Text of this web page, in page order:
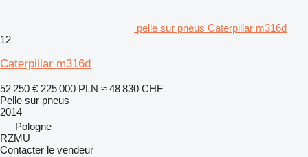
pelle sur pneus Caterpillar m316d
12
Caterpillar m316d
52 250 € 225 000 PLN ≈ 48 830 CHF
Pelle sur pneus
2014
Pologne
RZMU
Contacter le vendeur